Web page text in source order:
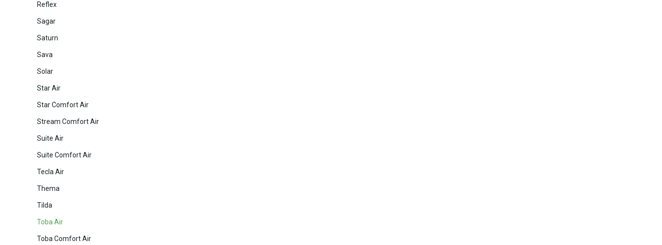
Reflex
Sagar
Saturn
Sava
Solar
Star Air
Star Comfort Air
Stream Comfort Air
Suite Air
Suite Comfort Air
Tecla Air
Thema
Tilda
Toba Air
Toba Comfort Air